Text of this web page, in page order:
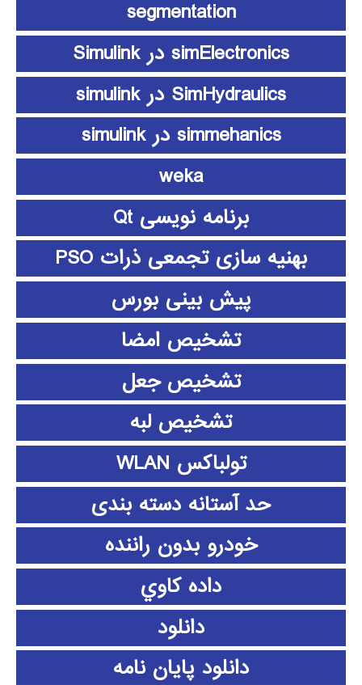
segmentation
simElectronics در Simulink
SimHydraulics در simulink
simmehanics در simulink
weka
برنامه نویسی Qt
بهنیه سازی تجمعی ذرات PSO
پیش بینی بورس
تشخیص امضا
تشخیص جعل
تشخیص لبه
تولباکس WLAN
حد آستانه دسته بندی
خودرو بدون راننده
داده كاوي
دانلود
دانلود پايان نامه